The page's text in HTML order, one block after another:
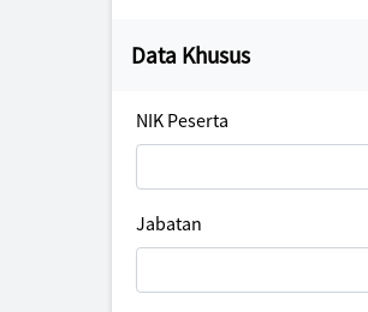
Data Khusus
NIK Peserta
Jabatan